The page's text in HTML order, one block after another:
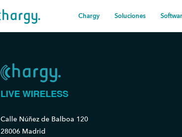
Chargy Soluciones
LIVE WIRELESS
Calle Núñez de Balboa 120
28006 Madrid